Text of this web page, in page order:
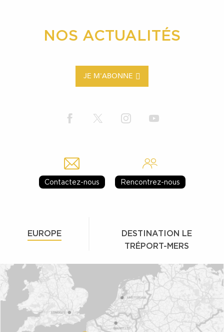
NOS ACTUALITÉS
JE M'ABONNE
Contactez-nous Rencontrez-nous
EUROPE
DESTINATION LE
TRÉPORT-MERS